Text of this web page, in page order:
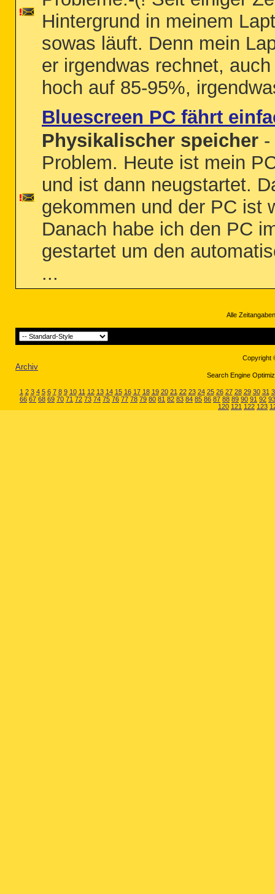
Hintergrund in meinem
sowas läuft. Denn mein
er irgendwas rechnet,
hoch auf 85-95%,
Bluescreen PC fährt
Physikalischer speicher -
Problem. Heute ist mein
und ist dann neugstartet.
gekommen und der PC ist
Danach habe ich den PC
gestartet um den
...
Alle
Copyright
Archiv
Search Engine
1 2 3 4 5 6 7 8 9 10 11 12 13 14 15 16 17 18 19 20 21 22 23 24 25 26 27 28 29 30 31
66 67 68 69 70 71 72 73 74 75 76 77 78 79 80 81 82 83 84 85 86 87 88 89 90 91 92 93
120 121 122 123